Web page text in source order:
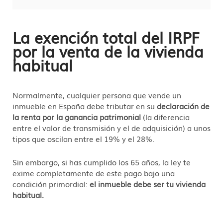
La exención total del IRPF
por la venta de la vivienda
habitual
Normalmente, cualquier persona que vende un
inmueble en España debe tributar en su declaración de
la renta por la ganancia patrimonial (la diferencia
entre el valor de transmisión y el de adquisición) a unos
tipos que oscilan entre el 19% y el 28%.
Sin embargo, si has cumplido los 65 años, la ley te
exime completamente de este pago bajo una
condición primordial: el inmueble debe ser tu vivienda
habitual.